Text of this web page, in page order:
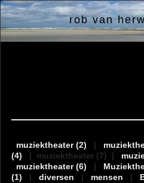
rob van
muziektheater (2) |
(4)
| muziektheater (7) |
muziektheater (6)
|
(1)
| diversen | mensen |